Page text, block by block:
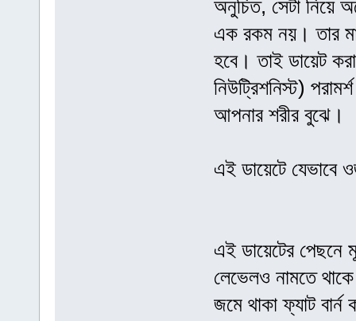
অনুচিত, সেটা নিয়ে
এক রকম নয়। তার
হবে। তাই ডায়েট
নিউট্রিশনিস্ট)
আপনার শরীর বুঝে।
এই ডায়েটে যেভাবে
এই ডায়েটের পেছনে
লেভেলও নামতে
জমে থাকা ফ্যাট